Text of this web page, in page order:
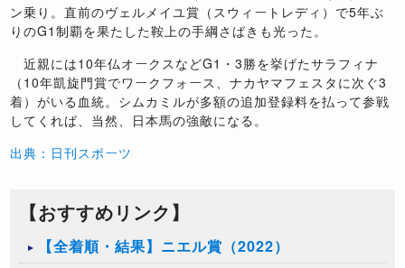
ン乗り。直前のヴェルメイユ賞（スウィートレディ）で5年ぶ
りのG1制覇を果たした鞍上の手綱さばきも光った。
近親には10年仏オークスなどG1・3勝を挙げたサラフィナ
（10年凱旋門賞でワークフォース、ナカヤマフェスタに次ぐ3
着）がいる血統。シムカミルが多額の追加登録料を払って参戦
してくれば、当然、日本馬の強敵になる。
出典：日刊スポーツ
【おすすめリンク】
【全着順・結果】ニエル賞（2022）